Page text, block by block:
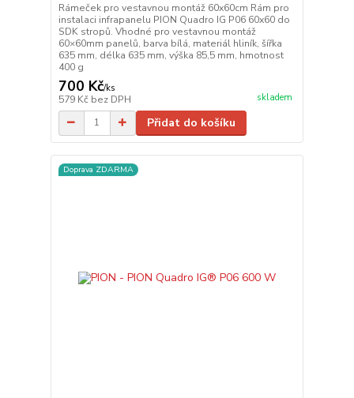
Rámeček pro vestavnou montáž 60x60cm Rám pro
instalaci infrapanelu PION Quadro IG P06 60x60 do
SDK stropů. Vhodné pro vestavnou montáž
60×60mm panelů, barva bílá, materiál hliník, šířka
635 mm, délka 635 mm, výška 85,5 mm, hmotnost
400 g
700 Kč/ks
579 Kč bez DPH skladem
Přidat do košíku
Doprava ZDARMA